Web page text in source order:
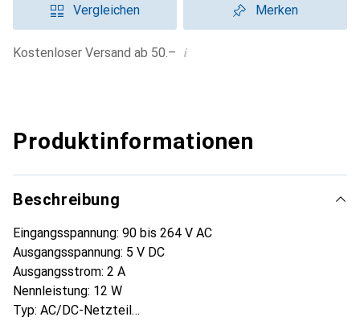
Vergleichen Merken
Kostenloser Versand ab 50.– i
Produktinformationen
Beschreibung
Eingangsspannung: 90 bis 264 V AC
Ausgangsspannung: 5 V DC
Ausgangsstrom: 2 A
Nennleistung: 12 W
Typ: AC/DC-Netzteil